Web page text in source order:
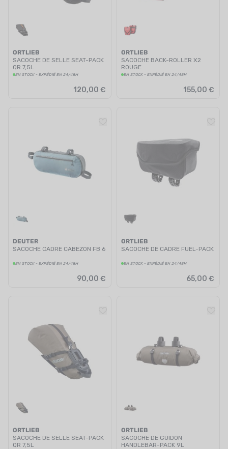
ORTLIEB
SACOCHE DE SELLE SEAT-PACK
QR 7,5L
EN STOCK - EXPÉDIÉ EN 24/48H
120,00 €
ORTLIEB
SACOCHE BACK-ROLLER X2
ROUGE
EN STOCK - EXPÉDIÉ EN 24/48H
155,00 €
DEUTER
SACOCHE CADRE CABEZON FB 6
EN STOCK - EXPÉDIÉ EN 24/48H
90,00 €
ORTLIEB
SACOCHE DE CADRE FUEL-PACK
EN STOCK - EXPÉDIÉ EN 24/48H
65,00 €
ORTLIEB
SACOCHE DE SELLE SEAT-PACK
QR 7,5L
ORTLIEB
SACOCHE DE GUIDON
HANDLEBAR-PACK 9L